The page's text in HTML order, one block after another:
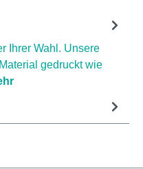
Ihrer Wahl. Unsere
gedruckt wie